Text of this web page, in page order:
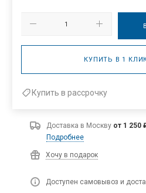
КУПИТЬ В 1
Купить в рассрочку
Доставка в Москву от 1 250
Подробнее
Хочу в подарок
Доступен самовывоз и